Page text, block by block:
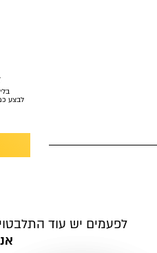
לבצע
לפעמים יש עוד